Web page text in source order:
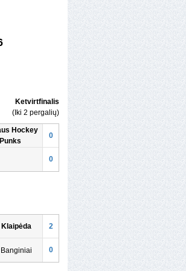
Ketvirtfinalis
(Iki 2 pergalių)
Hockey
Punks
0
0
Klaipėda 2
0